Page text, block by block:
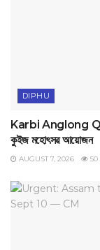
DIPHU
Karbi Anglong
কুইজ মহোৎসৱ আয়োজন
AUGUST 7, 2026 50